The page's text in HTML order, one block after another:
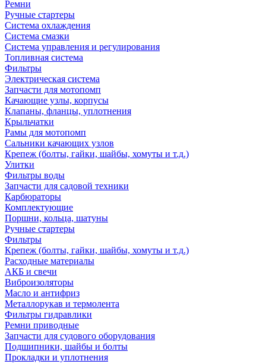
Ремни
Ручные стартеры
Система охлаждения
Система смазки
Система управления и регулирования
Топливная система
Фильтры
Электрическая система
Запчасти для мотопомп
Качающие узлы, корпусы
Клапаны, фланцы, уплотнения
Крыльчатки
Рамы для мотопомп
Сальники качающих узлов
Крепеж (болты, гайки, шайбы, хомуты и т.д.)
Улитки
Фильтры воды
Запчасти для садовой техники
Карбюраторы
Комплектующие
Поршни, кольца, шатуны
Ручные стартеры
Фильтры
Крепеж (болты, гайки, шайбы, хомуты и т.д.)
Расходные материалы
АКБ и свечи
Виброизоляторы
Масло и антифриз
Металлорукав и термолента
Фильтры гидравлики
Ремни приводные
Запчасти для судового оборудования
Подшипники, шайбы и болты
Прокладки и уплотнения